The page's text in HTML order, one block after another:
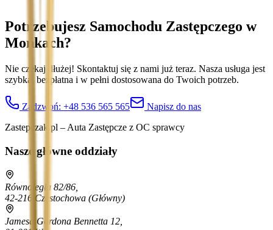
Potrzebujesz Samochodu Zastępczego w
Mońkach?
Nie czekaj dłużej! Skontaktuj się z nami już teraz. Nasza usługa jest
szybka, bezpłatna i w pełni dostosowana do Twoich potrzeb.
Zadzwoń: +48 536 565 565
Napisz do nas
Zastepczak.pl – Auta Zastępcze z OC sprawcy
Nasze główne oddziały
Równoległa 82/86,
42-216 Częstochowa (Główny)
Jamesa Gordona Bennetta 12,